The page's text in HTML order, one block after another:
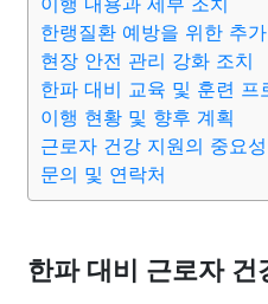
한랭질환 예방을 위한 추
현장 안전 관리 강화 조치
한파 대비 교육 및 훈련 프
이행 현황 및 향후 계획
근로자 건강 지원의 중요성
문의 및 연락처
한파 대비 근로자 건